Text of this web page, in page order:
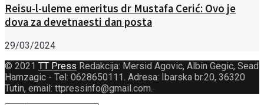
Reisu-l-uleme emeritus dr Mustafa Cerić: Ovo je
dova za devetnaesti dan posta
29/03/2024
© 2021 TT Press Redakcija: Mersid Agovic, Albin Gegic, Sead
Hamzagic - Tel: 0628650111. Adresa: Ibarska br.20, 36320
Tutin, email: ttpressinfo@gmail.com.